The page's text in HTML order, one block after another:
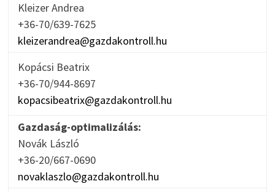
Kleizer Andrea
+36-70/639-7625
kleizerandrea@gazdakontroll.hu
Kopácsi Beatrix
+36-70/944-8697
kopacsibeatrix@gazdakontroll.hu
Gazdaság-optimalizálás:
Novák László
+36-20/667-0690
novaklaszlo@gazdakontroll.hu